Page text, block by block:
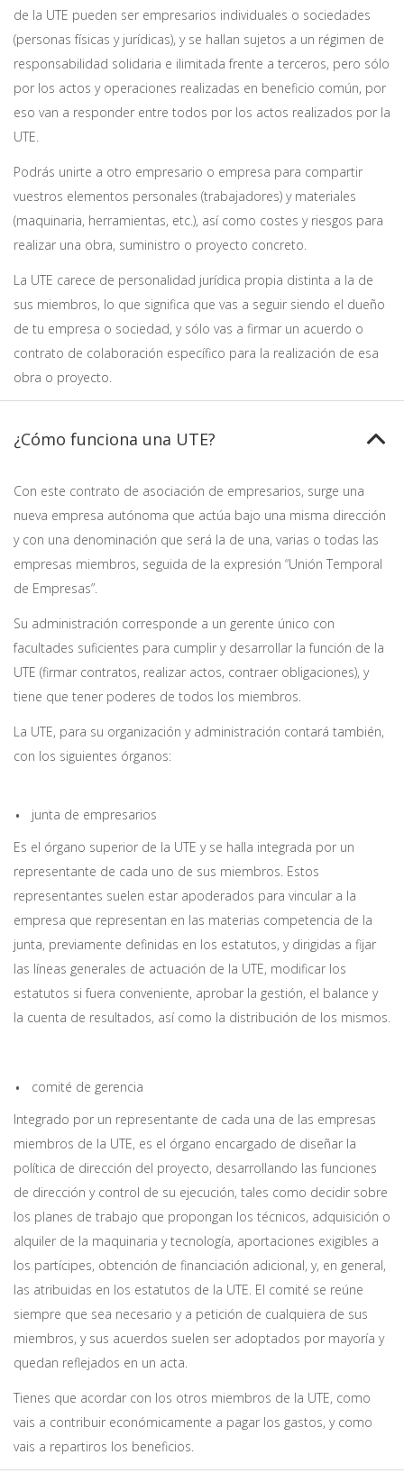
de la UTE pueden ser empresarios individuales o sociedades
(personas físicas y jurídicas), y se hallan sujetos a un régimen de
responsabilidad solidaria e ilimitada frente a terceros, pero sólo
por los actos y operaciones realizadas en beneficio común, por
eso van a responder entre todos por los actos realizados por la
UTE.
Podrás unirte a otro empresario o empresa para compartir
vuestros elementos personales (trabajadores) y materiales
(maquinaria, herramientas, etc.), así como costes y riesgos para
realizar una obra, suministro o proyecto concreto.
La UTE carece de personalidad jurídica propia distinta a la de
sus miembros, lo que significa que vas a seguir siendo el dueño
de tu empresa o sociedad, y sólo vas a firmar un acuerdo o
contrato de colaboración específico para la realización de esa
obra o proyecto.
¿Cómo funciona una UTE?
Con este contrato de asociación de empresarios, surge una
nueva empresa autónoma que actúa bajo una misma dirección
y con una denominación que será la de una, varias o todas las
empresas miembros, seguida de la expresión “Unión Temporal
de Empresas”.
Su administración corresponde a un gerente único con
facultades suficientes para cumplir y desarrollar la función de la
UTE (firmar contratos, realizar actos, contraer obligaciones), y
tiene que tener poderes de todos los miembros.
La UTE, para su organización y administración contará también,
con los siguientes órganos:
junta de empresarios
​Es el órgano superior de la UTE y se halla integrada por un
representante de cada uno de sus miembros. Estos
representantes suelen estar apoderados para vincular a la
empresa que representan en las materias competencia de la
junta, previamente definidas en los estatutos, y dirigidas a fijar
las líneas generales de actuación de la UTE, modificar los
estatutos si fuera conveniente, aprobar la gestión, el balance y
la cuenta de resultados, así como la distribución de los mismos.
comité de gerencia
Integrado por un representante de cada una de las empresas
miembros de la UTE, es el órgano encargado de diseñar la
política de dirección del proyecto, desarrollando las funciones
de dirección y control de su ejecución, tales como decidir sobre
los planes de trabajo que propongan los técnicos, adquisición o
alquiler de la maquinaria y tecnología, aportaciones exigibles a
los partícipes, obtención de financiación adicional, y, en general,
las atribuidas en los estatutos de la UTE. El comité se reúne
siempre que sea necesario y a petición de cualquiera de sus
miembros, y sus acuerdos suelen ser adoptados por mayoría y
quedan reflejados en un acta.
Tienes que acordar con los otros miembros de la UTE, como
vais a contribuir económicamente a pagar los gastos, y como
vais a repartiros los beneficios.